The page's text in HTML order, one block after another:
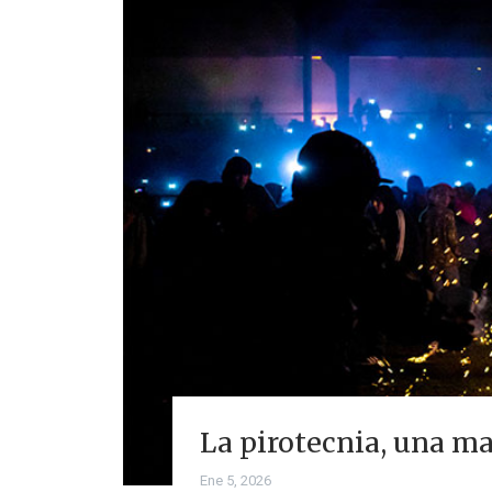
La pirotecnia, una
Ene 5, 2026